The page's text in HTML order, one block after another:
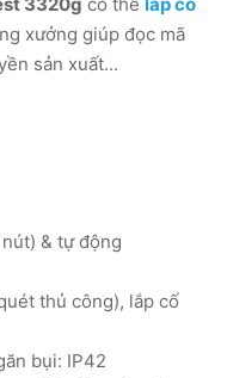
xưởng giúp đọc mã
sản xuất...
& tự động
thủ công), lắp cố
bụi: IP42